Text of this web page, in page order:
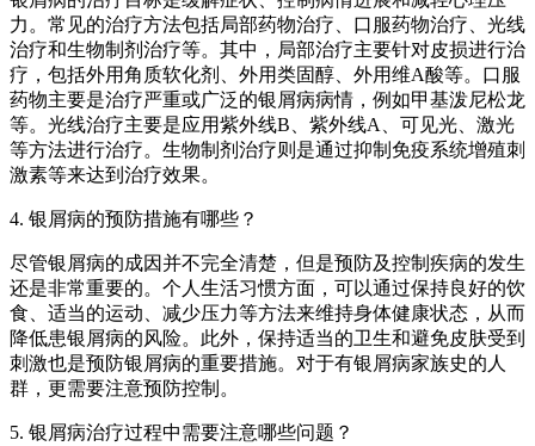
力。常见的治疗方法包括局部药物治疗、口服药物治疗、光线
治疗和生物制剂治疗等。其中，局部治疗主要针对皮损进行治
疗，包括外用角质软化剂、外用类固醇、外用维A酸等。口服
药物主要是治疗严重或广泛的银屑病病情，例如甲基泼尼松龙
等。光线治疗主要是应用紫外线B、紫外线A、可见光、激光
等方法进行治疗。生物制剂治疗则是通过抑制免疫系统增殖刺
激素等来达到治疗效果。
4. 银屑病的预防措施有哪些？
尽管银屑病的成因并不完全清楚，但是预防及控制疾病的发生
还是非常重要的。个人生活习惯方面，可以通过保持良好的饮
食、适当的运动、减少压力等方法来维持身体健康状态，从而
降低患银屑病的风险。此外，保持适当的卫生和避免皮肤受到
刺激也是预防银屑病的重要措施。对于有银屑病家族史的人
群，更需要注意预防控制。
5. 银屑病治疗过程中需要注意哪些问题？